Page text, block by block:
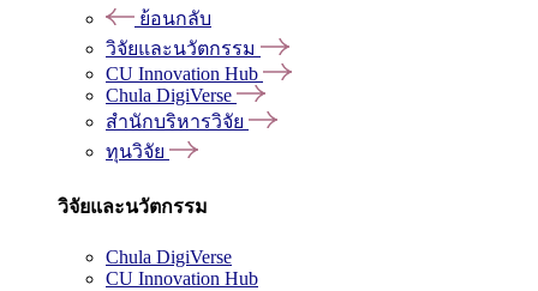
ย้อนกลับ
วิจัยและนวัตกรรม
CU Innovation Hub
Chula DigiVerse
สำนักบริหารวิจัย
ทุนวิจัย
วิจัยและนวัตกรรม
Chula DigiVerse
CU Innovation Hub